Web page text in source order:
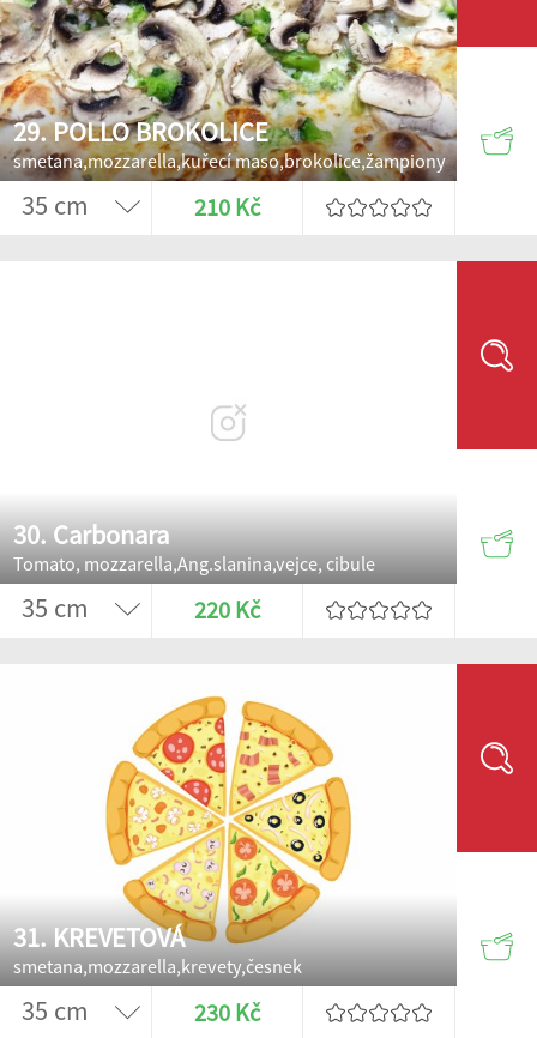
29. POLLO BROKOLICE
smetana,mozzarella,kuřecí maso,brokolice,žampiony
210 Kč
30. Carbonara
Tomato, mozzarella,Ang.slanina,vejce, cibule
220 Kč
31. KREVETOVÁ
smetana,mozzarella,krevety,česnek
230 Kč